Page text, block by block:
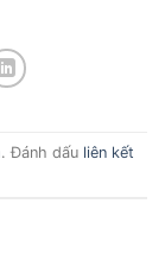
. Đánh dấu liên kết